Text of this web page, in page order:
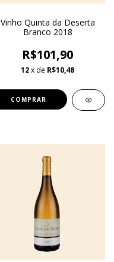
Vinho Quinta da Deserta
Branco 2018
R$101,90
12x de R$10,48